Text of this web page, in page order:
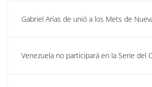
Gabriel Arias de unió a los Mets de
Venezuela no participará en la Serie del